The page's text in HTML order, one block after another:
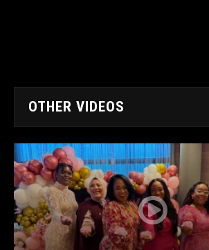
OTHER VIDEOS